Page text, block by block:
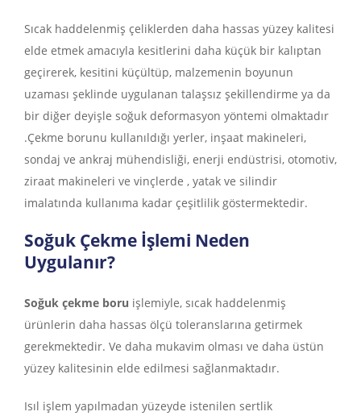
Sıcak haddelenmiş çeliklerden daha hassas yüzey kalitesi
elde etmek amacıyla kesitlerini daha küçük bir kalıptan
geçirerek, kesitini küçültüp, malzemenin boyunun
uzaması şeklinde uygulanan talaşsız şekillendirme ya da
bir diğer deyişle soğuk deformasyon yöntemi olmaktadır
.Çekme borunu kullanıldığı yerler, inşaat makineleri,
sondaj ve ankraj mühendisliği, enerji endüstrisi, otomotiv,
ziraat makineleri ve vinçlerde , yatak ve silindir
imalatında kullanıma kadar çeşitlilik göstermektedir.
Soğuk Çekme İşlemi Neden
Uygulanır?
Soğuk çekme boru işlemiyle, sıcak haddelenmiş
ürünlerin daha hassas ölçü toleranslarına getirmek
gerekmektedir. Ve daha mukavim olması ve daha üstün
yüzey kalitesinin elde edilmesi sağlanmaktadır.
Isıl işlem yapılmadan yüzeyde istenilen sertlik